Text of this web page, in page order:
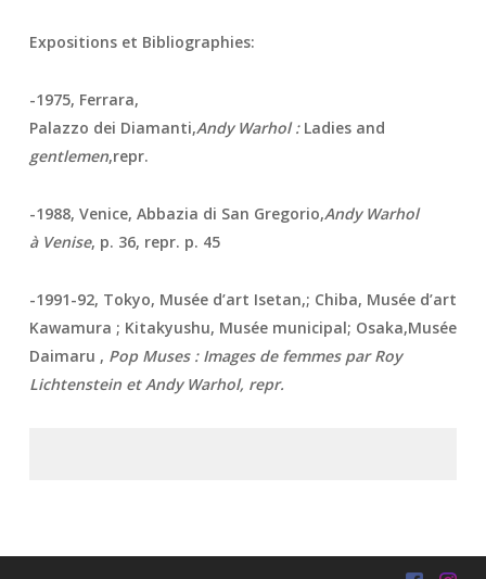
Expositions et Bibliographies:
-1975, Ferrara,
Palazzo dei Diamanti,Andy Warhol :Ladies and
gentlemen,repr.
-1988, Venice, Abbazia di San Gregorio,Andy Warhol
à Venise, p. 36, repr. p. 45
-1991-92, Tokyo, Musée d’art Isetan,; Chiba, Musée d’art
Kawamura ; Kitakyushu, Musée municipal; Osaka,Musée
Daimaru , Pop Muses : Images de femmes par Roy
Lichtenstein et Andy Warhol, repr.